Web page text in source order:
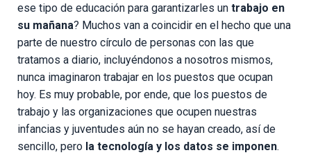
ese tipo de educación para garantizarles un trabajo en
su mañana? Muchos van a coincidir en el hecho que una
parte de nuestro círculo de personas con las que
tratamos a diario, incluyéndonos a nosotros mismos,
nunca imaginaron trabajar en los puestos que ocupan
hoy. Es muy probable, por ende, que los puestos de
trabajo y las organizaciones que ocupen nuestras
infancias y juventudes aún no se hayan creado, así de
sencillo, pero la tecnología y los datos se imponen.